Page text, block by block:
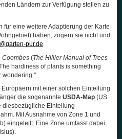
Ländern zur Verfügung stellen zu
für eine weitere Adaptierung der Karte
haben, zögern sie nicht und
pur.de.
Coombes (The Hillier Manual of Trees
hardiness of plants is something
wondering."
mit einer solchen Einteilung
die sogenannte USDA-Map (US
diesbezügliche Einteilung
Mit Ausnahme von Zone 1 und
eingeteilt. Eine Zone umfasst dabei